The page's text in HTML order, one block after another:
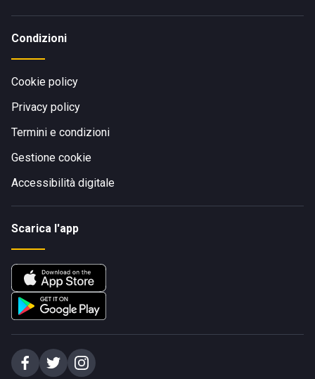
Condizioni
Cookie policy
Privacy policy
Termini e condizioni
Gestione cookie
Accessibilità digitale
Scarica l'app